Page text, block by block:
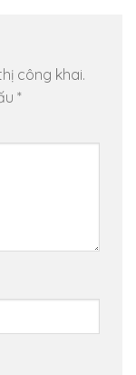
công khai.
*